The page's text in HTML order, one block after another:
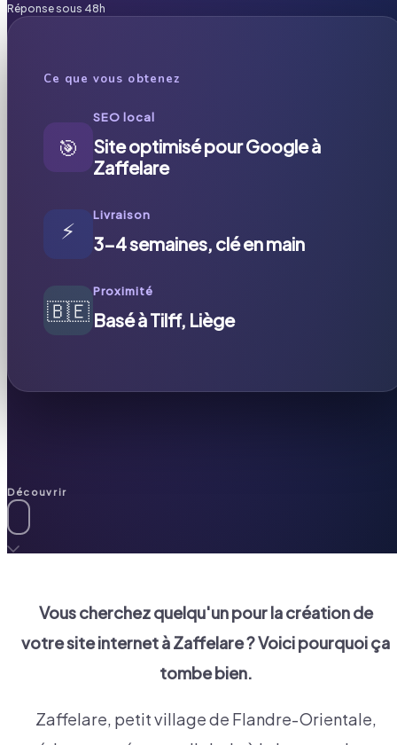
Réponse sous 48h
Ce que vous obtenez
🎯
SEO local
Site optimisé pour Google à
Zaffelare
⚡
Livraison
3-4 semaines, clé en main
🇧🇪
Proximité
Basé à Tilff, Liège
Découvrir
Vous cherchez quelqu'un pour la création de
votre site internet àZaffelare? Voici pourquoi ça
tombe bien.
Zaffelare, petit village de Flandre-Orientale,